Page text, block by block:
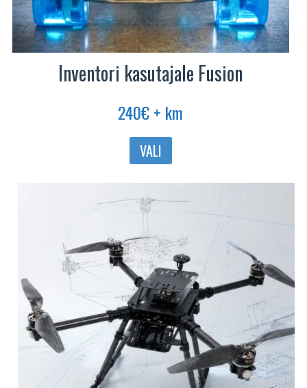
Inventori kasutajale Fusion
240€+ km
VALI
Sellel
varianti.
saab
teha
tootelehel.